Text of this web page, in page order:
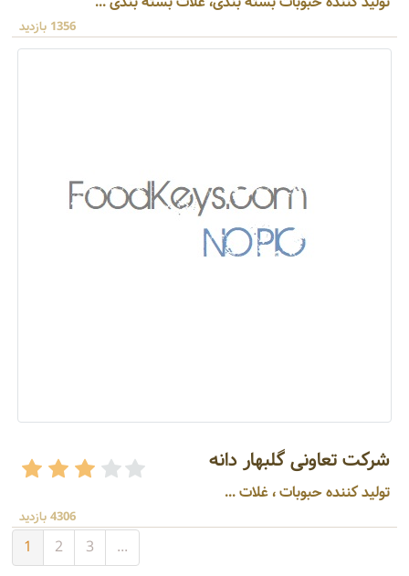
1356 بازدید
شرکت تعاونی گلبهار دانه
تولید کننده حبوبات ، غلات ...
4306 بازدید
1 2 3 ...